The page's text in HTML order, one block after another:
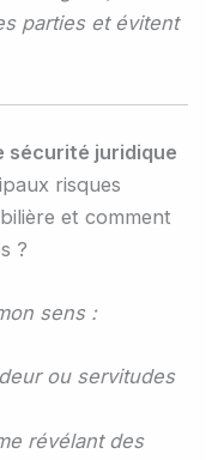
parties et évitent
sécurité juridique
risques
et comment
?
sens :
ou servitudes
révélant des